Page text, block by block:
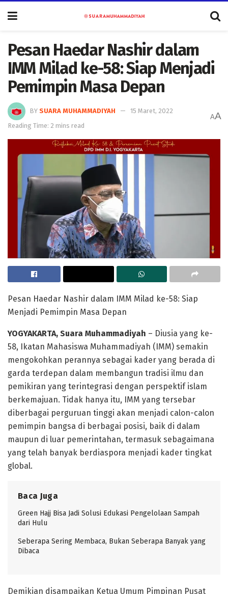
Pesan Haedar Nashir dalam
IMM Milad ke-58: Siap Menjadi
Pemimpin Masa Depan
BY SUARA MUHAMMADIYAH
15 Maret, 2022
Reading Time: 2 mins read
AA
Pesan Haedar Nashir dalam IMM Milad ke-58: Siap
Menjadi Pemimpin Masa Depan
YOGYAKARTA, Suara Muhammadiyah – Diusia yang ke-
58, Ikatan Mahasiswa Muhammadiyah (IMM) semakin
mengokohkan perannya sebagai kader yang berada di
garda terdepan dalam membangun tradisi ilmu dan
pemikiran yang terintegrasi dengan perspektif islam
berkemajuan. Tidak hanya itu, IMM yang tersebar
diberbagai perguruan tinggi akan menjadi calon-calon
pemimpin bangsa di berbagai posisi, baik di dalam
maupun di luar pemerintahan, termasuk sebagaimana
yang telah banyak berdiaspora menjadi kader tingkat
global.
Baca Juga
Green Hajj Bisa Jadi Solusi Edukasi Pengelolaan Sampah
dari Hulu
Seberapa Sering Membaca, Bukan Seberapa Banyak yang
Dibaca
Demikian disampaikan Ketua Umum Pimpinan Pusat